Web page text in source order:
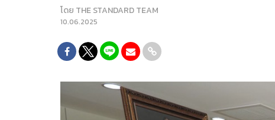
โดย THE STANDARD TEAM
10.06.2025